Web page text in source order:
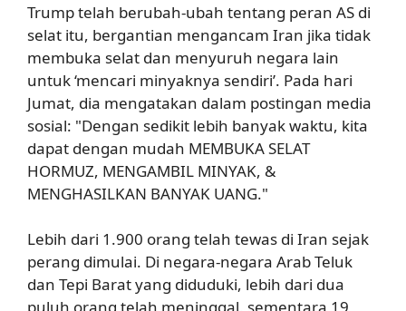
Trump telah berubah-ubah tentang peran AS di
selat itu, bergantian mengancam Iran jika tidak
membuka selat dan menyuruh negara lain
untuk ‘mencari minyaknya sendiri’. Pada hari
Jumat, dia mengatakan dalam postingan media
sosial: "Dengan sedikit lebih banyak waktu, kita
dapat dengan mudah MEMBUKA SELAT
HORMUZ, MENGAMBIL MINYAK, &
MENGHASILKAN BANYAK UANG."
Lebih dari 1.900 orang telah tewas di Iran sejak
perang dimulai. Di negara-negara Arab Teluk
dan Tepi Barat yang diduduki, lebih dari dua